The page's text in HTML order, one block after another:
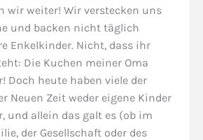
wir weiter! Wir verstecken uns
und backen nicht täglich
Enkelkinder. Nicht, dass ihr
Die Kuchen meiner Oma
Doch heute haben viele der
Neuen Zeit weder eigene Kinder
und allein das galt es (ob im
der Gesellschaft oder des